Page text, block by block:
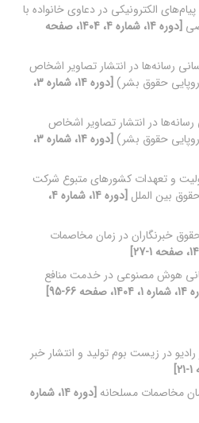
پیام‌های الکترونیکی در دعاوی خانواده با
[دوره 14، شماره 4، 1404، صفحه
رسانه‌ها در انتشار تصاویر اشخاص
حقوق بشر)
[دوره 14، شماره 3،
در انتشار تصاویر اشخاص
حقوق بشر)
[دوره 14، شماره 3،
و تعهدات کشورهای متبوع شرکت
بین الملل
[دوره 14، شماره 4،
خبرنگاران در زمان مخاصمات
هوش مصنوعی در خدمت منافع
66-95]
در زیست بوم تولید و انتشار خبر
مخاصمات مسلحانه
[دوره 14، شماره